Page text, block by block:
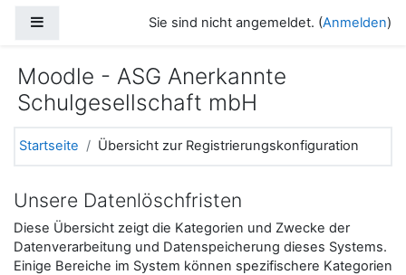
Website-ÜbersichtSie sind nicht angemeldet. (Anmelden)
Moodle - ASG Anerkannte
Schulgesellschaft mbH
Startseite Übersicht zur Registrierungskonfiguration
Unsere Datenlöschfristen
Diese Übersicht zeigt die Kategorien und Zwecke der
Datenverarbeitung und Datenspeicherung dieses Systems.
Einige Bereiche im System können spezifischere Kategorien